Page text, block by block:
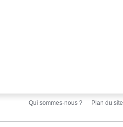
Qui sommes-nous ? Plan du site